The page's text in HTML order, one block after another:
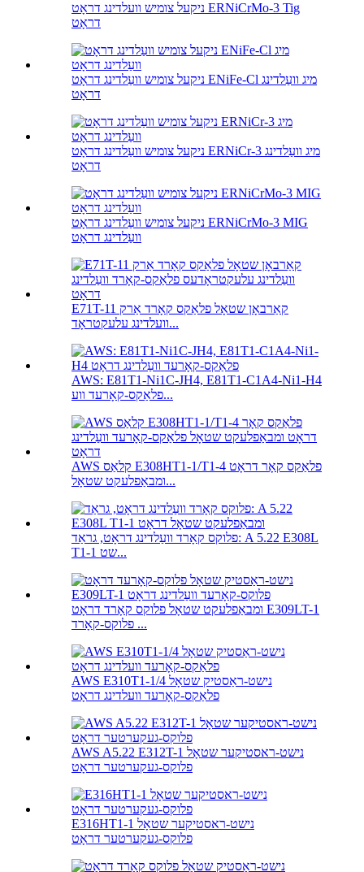
ניקעל צומיש וועלדינג דראָט ERNiCrMo-3 Tig
דראָט
ניקעל צומיש וועַלדינג דראָט ENiFe-Cl מיג וועַלדינג
דראָט
ניקעל צומיש וועַלדינג דראָט ERNiCr-3 מיג וועַלדינג
דראָט
ניקעל צומיש וועַלדינג דראָט ERNiCrMo-3 MIG
וועַלדינג דראָט
E71T-11 קאַרבאָן שטאָל פלאַקס קאָרד אַרק
וועלדינג עלעקטראָד...
AWS: E81T1-Ni1C-JH4, E81T1-C1A4-Ni1-H4
פלאַקס-קאָרעד ווע...
AWS קלאַס E308HT1-1/T1-4 פלאַקס קאָר דראָט
ומבאַפלעקט שטאָל...
פלוקס קאָרד וועַלדינג דראָט, גראַד: A 5.22 E308L
T1-1 שט...
ומבאַפלעקט שטאָל פלוקס קאָרד דראָט E309LT-1
פלוקס-קאָרד ...
AWS E310T1-1/4 נישט-ראַסטיק שטאָל
פלאַקס-קאָרעד וועלדינג דראָט
AWS A5.22 E312T-1 נישט-ראסטיקער שטאָל
פלוקס-געקערטער דראָט
E316HT1-1 נישט-ראסטיקער שטאָל
פלוקס-געקערטער דראָט